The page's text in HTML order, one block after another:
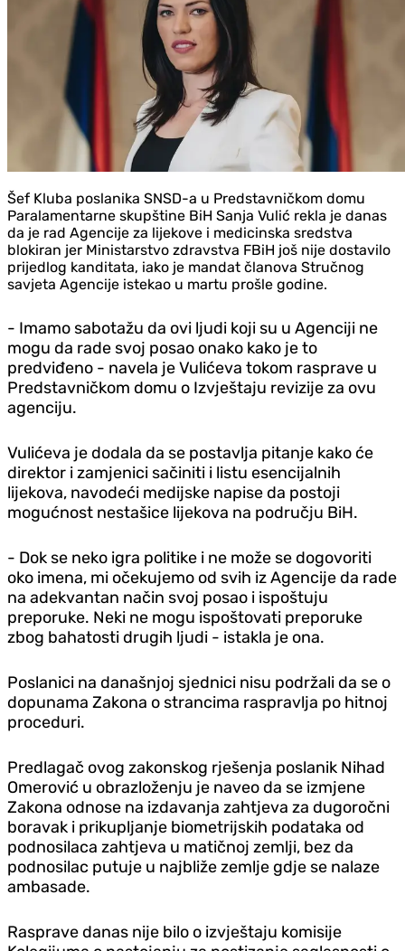
Šef Kluba poslanika SNSD-a u Predstavničkom domu
Paralamentarne skupštine BiH Sanja Vulić rekla je danas
da je rad Agencije za lijekove i medicinska sredstva
blokiran jer Ministarstvo zdravstva FBiH još nije dostavilo
prijedlog kanditata, iako je mandat članova Stručnog
savjeta Agencije istekao u martu prošle godine.
- Imamo sabotažu da ovi ljudi koji su u Agenciji ne
mogu da rade svoj posao onako kako je to
predviđeno - navela je Vulićeva tokom rasprave u
Predstavničkom domu o Izvještaju revizije za ovu
agenciju.
Vulićeva je dodala da se postavlja pitanje kako će
direktor i zamjenici sačiniti i listu esencijalnih
lijekova, navodeći medijske napise da postoji
mogućnost nestašice lijekova na području BiH.
- Dok se neko igra politike i ne može se dogovoriti
oko imena, mi očekujemo od svih iz Agencije da rade
na adekvantan način svoj posao i ispoštuju
preporuke. Neki ne mogu ispoštovati preporuke
zbog bahatosti drugih ljudi - istakla je ona.
Poslanici na današnjoj sjednici nisu podržali da se o
dopunama Zakona o strancima raspravlja po hitnoj
proceduri.
Predlagač ovog zakonskog rješenja poslanik Nihad
Omerović u obrazloženju je naveo da se izmjene
Zakona odnose na izdavanja zahtjeva za dugoročni
boravak i prikupljanje biometrijskih podataka od
podnosilaca zahtjeva u matičnoj zemlji, bez da
podnosilac putuje u najbliže zemlje gdje se nalaze
ambasade.
Rasprave danas nije bilo o izvještaju komisije